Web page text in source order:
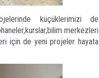
küçüklerimizi de
merkezleri
için de yeni projeler hayata